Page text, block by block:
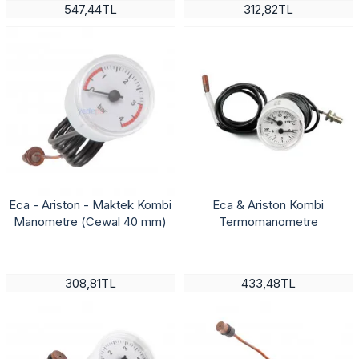
547,44TL 312,82TL
Eca - Ariston - Maktek Kombi
Manometre (Cewal 40 mm)
308,81TL
Eca & Ariston Kombi
Termomanometre
433,48TL